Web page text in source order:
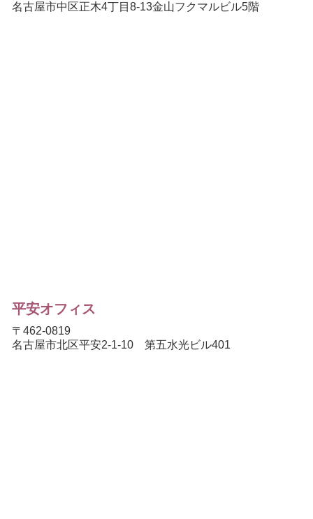
名古屋市中区正木4丁目8-13金山フクマルビル5階
平安オフィス
〒462-0819
名古屋市北区平安2-1-10 第五水光ビル401